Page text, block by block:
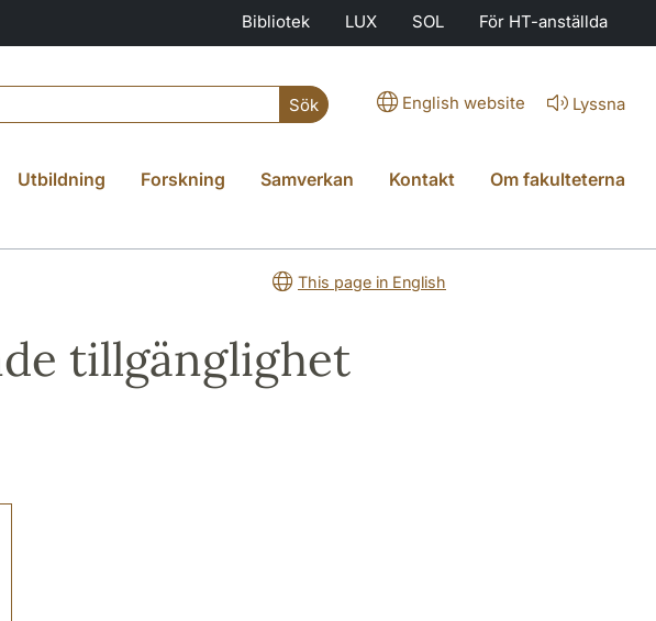
Bibliotek LUX SOL För HT-anställda
Sök English website Lyssna
Utbildning Forskning Samverkan Kontakt Om fakulteterna
This page in English
tillgänglighet